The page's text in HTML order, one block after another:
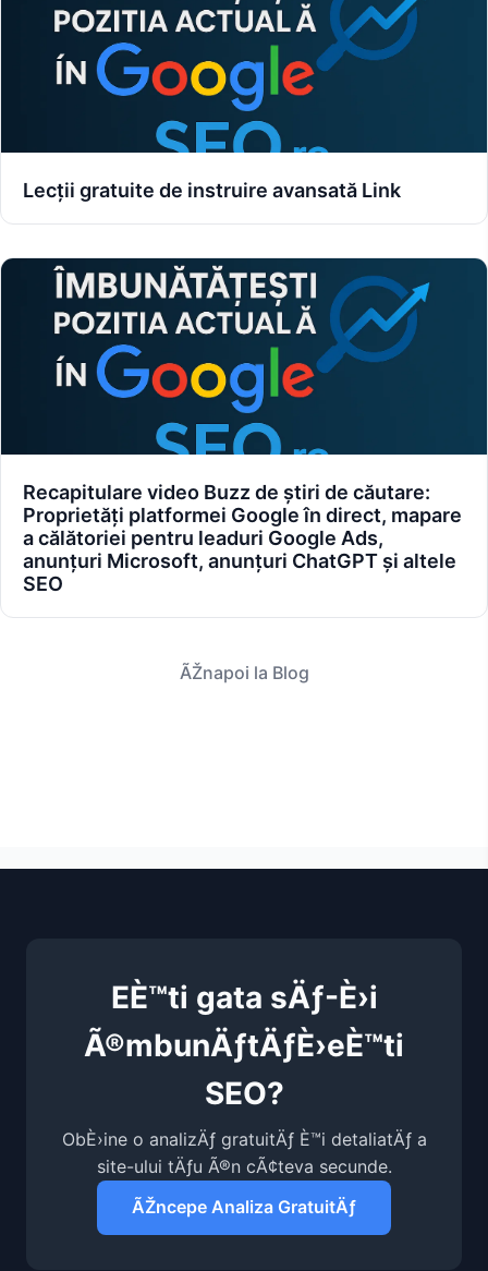
Lecții gratuite de instruire avansată Link
Recapitulare video Buzz de știri de căutare:
Proprietăți platformei Google în direct, mapare
a călătoriei pentru leaduri Google Ads,
anunțuri Microsoft, anunțuri ChatGPT și altele
SEO
ÃŽnapoi la Blog
EÈ™ti gata sÄƒ-È›i
Ã®mbunÄƒtÄƒÈ›eÈ™ti
SEO?
ObÈ›ine o analizÄƒ gratuitÄƒ È™i detaliatÄƒ a
site-ului tÄƒu Ã®n cÃ¢teva secunde.
ÃŽncepe Analiza GratuitÄƒ